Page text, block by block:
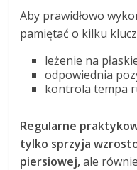
Aby prawidłowo
pamiętać o kilku
leżenie na
odpowiednia
kontrola tempa
Regularne
tylko sprzyja
piersiowej,ale